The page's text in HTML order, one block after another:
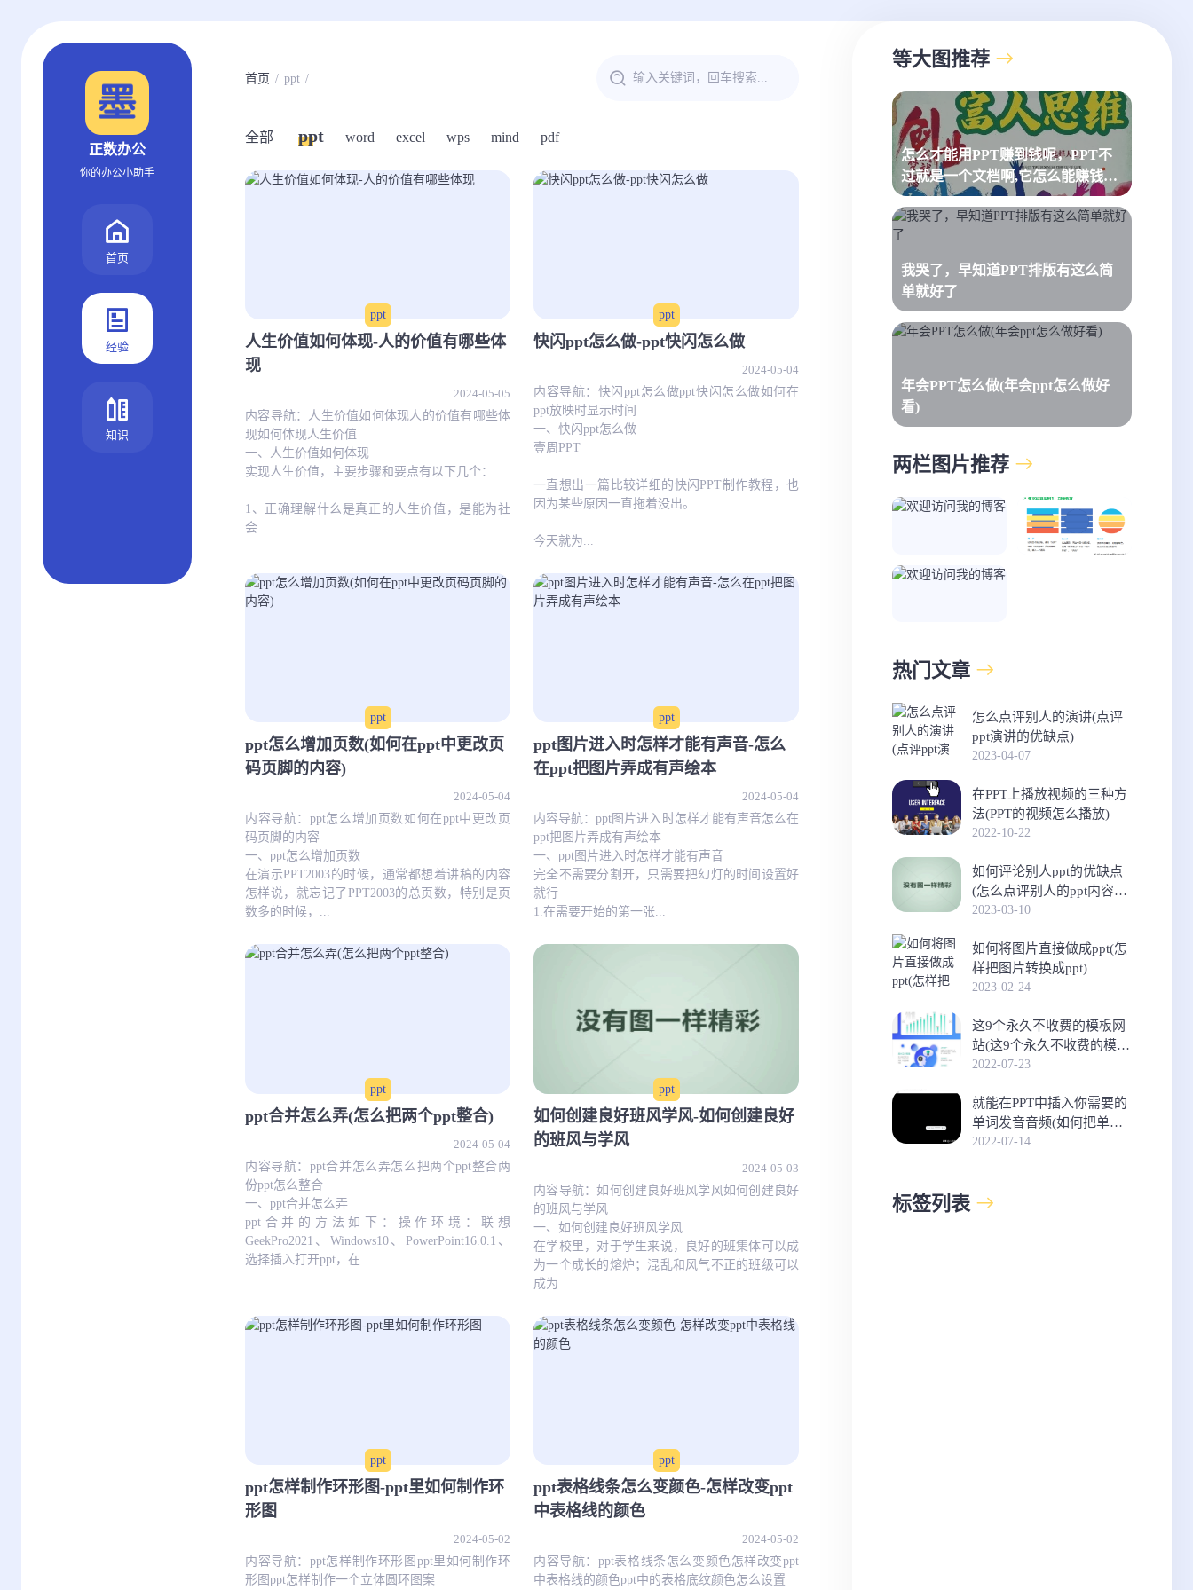
正数办公
你的办公小助手
首页
经验
知识
首页 ppt
全部 ppt word excel wps mind pdf
ppt
人生价值如何体现-人的价值有哪些体
现
2024-05-05
内容导航：人生价值如何体现人的价值有哪些体
现如何体现人生价值
一、人生价值如何体现
实现人生价值，主要步骤和要点有以下几个：
1、正确理解什么是真正的人生价值，是能为社
会...
ppt
快闪ppt怎么做-ppt快闪怎么做
2024-05-04
内容导航：快闪ppt怎么做ppt快闪怎么做如何在
ppt放映时显示时间
一、快闪ppt怎么做
壹周PPT
一直想出一篇比较详细的快闪PPT制作教程，也
因为某些原因一直拖着没出。
今天就为...
ppt
ppt怎么增加页数(如何在ppt中更改页
码页脚的内容)
2024-05-04
内容导航：ppt怎么增加页数如何在ppt中更改页
码页脚的内容
一、ppt怎么增加页数
在演示PPT2003的时候，通常都想着讲稿的内容
怎样说，就忘记了PPT2003的总页数，特别是页
数多的时候，...
ppt
ppt图片进入时怎样才能有声音-怎么
在ppt把图片弄成有声绘本
2024-05-04
内容导航：ppt图片进入时怎样才能有声音怎么在
ppt把图片弄成有声绘本
一、ppt图片进入时怎样才能有声音
完全不需要分割开，只需要把幻灯的时间设置好
就行
1.在需要开始的第一张...
ppt
ppt合并怎么弄(怎么把两个ppt整合)
2024-05-04
内容导航：ppt合并怎么弄怎么把两个ppt整合两
份ppt怎么整合
一、ppt合并怎么弄
ppt合并的方法如下：操作环境：联想
GeekPro2021、Windows10、PowerPoint16.0.1、
选择插入打开ppt，在...
ppt
如何创建良好班风学风-如何创建良好
的班风与学风
2024-05-03
内容导航：如何创建良好班风学风如何创建良好
的班风与学风
一、如何创建良好班风学风
在学校里，对于学生来说，良好的班集体可以成
为一个成长的熔炉；混乱和风气不正的班级可以
成为...
ppt
ppt怎样制作环形图-ppt里如何制作环
形图
2024-05-02
内容导航：ppt怎样制作环形图ppt里如何制作环
形图ppt怎样制作一个立体圆环图案
ppt
ppt表格线条怎么变颜色-怎样改变ppt
中表格线的颜色
2024-05-02
内容导航：ppt表格线条怎么变颜色怎样改变ppt
中表格线的颜色ppt中的表格底纹颜色怎么设置
等大图推荐
怎么才能用PPT赚到钱呢，PPT不
过就是一个文档啊,它怎么能赚钱
呢？
我哭了，早知道PPT排版有这么简
单就好了
年会PPT怎么做(年会ppt怎么做好
看)
两栏图片推荐
热门文章
怎么点评别人的演讲(点评
ppt演讲的优缺点)
2023-04-07
在PPT上播放视频的三种方
法(PPT的视频怎么播放)
2022-10-22
如何评论别人ppt的优缺点
(怎么点评别人的ppt内容演
讲)
2023-03-10
如何将图片直接做成ppt(怎
样把图片转换成ppt)
2023-02-24
这9个永久不收费的模板网
站(这9个永久不收费的模板
网站下载)
2022-07-23
就能在PPT中插入你需要的
单词发音音频(如何把单词
发音放入PPT)
2022-07-14
标签列表